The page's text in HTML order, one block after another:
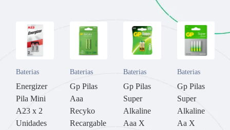
Baterias
Energizer
Pila Mini
A23 x 2
Unidades
Baterias
Gp Pilas
Aaa
Recyko
Recargable
Baterias
Gp Pilas
Super
Alkaline
Aaa X
Baterias
Gp Pilas
Super
Alkaline
Aa X